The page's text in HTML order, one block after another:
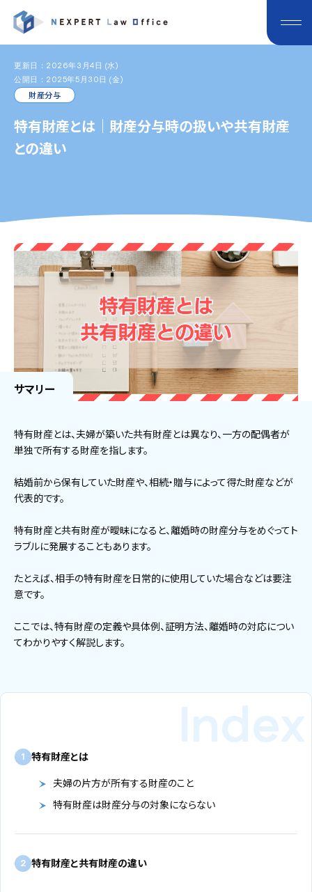
更新日：2026年3月4日 (水)
公開日：2025年5月30日 (金)
財産分与
特有財産とは｜財産分与時の扱いや共有財産
との違い
サマリー
特有財産とは、夫婦が築いた共有財産とは異なり、一方の配偶者が
単独で所有する財産を指します。
結婚前から保有していた財産や、相続・贈与によって得た財産などが
代表的です。
特有財産と共有財産が曖昧になると、離婚時の財産分与をめぐってト
ラブルに発展することもあります。
たとえば、相手の特有財産を日常的に使用していた場合などは要注
意です。
ここでは、特有財産の定義や具体例、証明方法、離婚時の対応につい
てわかりやすく解説します。
1 特有財産とは
夫婦の片方が所有する財産のこと
特有財産は財産分与の対象にならない
2 特有財産と共有財産の違い